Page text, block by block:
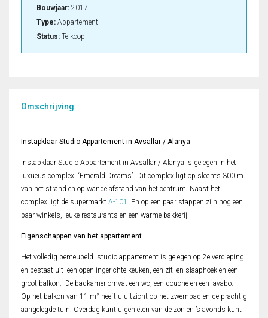
Bouwjaar: 2017
Type: Appartement
Status: Te koop
Omschrijving
Instapklaar Studio Appartement in Avsallar / Alanya
Instapklaar Studio Appartement in Avsallar / Alanya is gelegen in het
luxueus complex “Emerald Dreams”. Dit complex ligt op slechts 300 m
van het strand en op wandelafstand van het centrum. Naast het
complex ligt de supermarkt A-101 . En op een paar stappen zijn nog een
paar winkels, leuke restaurants en een warme bakkerij.
Eigenschappen van het appartement
Het volledig bemeubeld studio appartement is gelegen op 2e verdieping
en bestaat uit een open ingerichte keuken, een zit- en slaaphoek en een
groot balkon. De badkamer omvat een wc, een douche en een lavabo.
Op het balkon van 11 m² heeft u uitzicht op het zwembad en de prachtig
aangelegde tuin. Overdag kunt u genieten van de zon en ’s avonds kunt